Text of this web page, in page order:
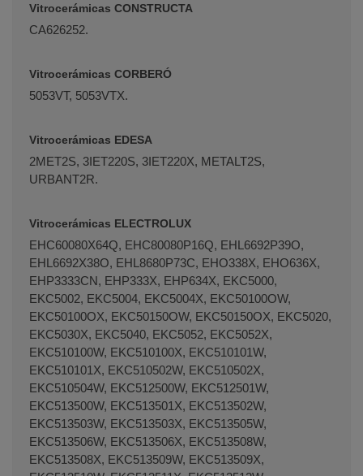
Vitrocerámicas CONSTRUCTA
CA626252.
Vitrocerámicas CORBERÓ
5053VT, 5053VTX.
Vitrocerámicas EDESA
2MET2S, 3IET220S, 3IET220X, METALT2S,
URBANT2R.
Vitrocerámicas ELECTROLUX
EHC60080X64Q, EHC80080P16Q, EHL6692P39O,
EHL6692X38O, EHL8680P73C, EHO338X, EHO636X,
EHP3333CN, EHP333X, EHP634X, EKC5000,
EKC5002, EKC5004, EKC5004X, EKC50100OW,
EKC50100OX, EKC50150OW, EKC50150OX, EKC5020,
EKC5030X, EKC5040, EKC5052, EKC5052X,
EKC510100W, EKC510100X, EKC510101W,
EKC510101X, EKC510502W, EKC510502X,
EKC510504W, EKC512500W, EKC512501W,
EKC513500W, EKC513501X, EKC513502W,
EKC513503W, EKC513503X, EKC513505W,
EKC513506W, EKC513506X, EKC513508W,
EKC513508X, EKC513509W, EKC513509X,